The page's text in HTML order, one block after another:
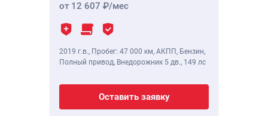
от 12 607 /мес
2019 г.в., Пробег: 47 000 км, АКПП, Бензин,
Полный привод, Внедорожник 5 дв., 149 лс
Оставить заявку